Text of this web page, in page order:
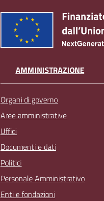
AMMINISTRAZIONE
Organi di governo
Aree amministrative
Uffici
Documenti e dati
Politici
Personale Amministrativo
Enti e fondazioni